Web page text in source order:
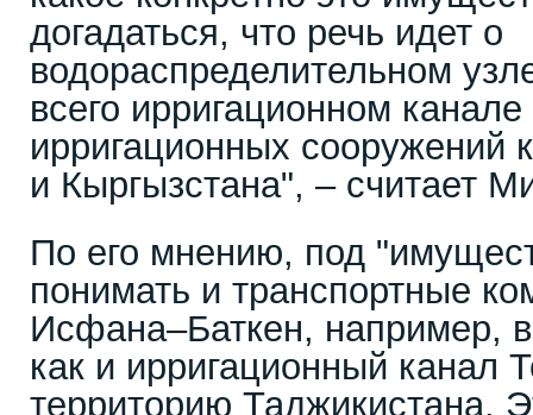
догадаться, что речь идет о
водораспределительном
всего ирригационном
ирригационных сооружений
и Кыргызстана", – считает
По его мнению, под
понимать и транспортные
Исфана–Баткен, например,
как и ирригационный канал
территорию Таджикистана.